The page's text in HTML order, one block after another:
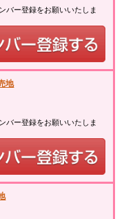
バー登録をお願いいたしま
地
バー登録をお願いいたしま